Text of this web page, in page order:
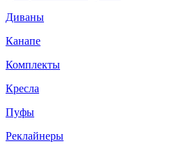
Диваны
Канапе
Комплекты
Кресла
Пуфы
Реклайнеры